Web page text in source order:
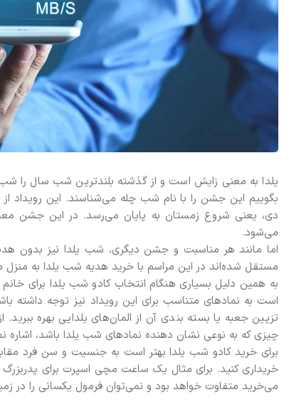
یلدا به معنی زایش است و از گذشته بلندترین شب سال را شب
بگوییم این جشن را با نام شب چله می‌شناسند. این رویداد
دی، یعنی شروع زمستان به پایان می‌رسد. در این جشن
می‌شود.
اما مانند هر مناسبت و جشن دیگری، شب یلدا نیز بدون
مستقل شده‌اند در این مراسم با خرید هدیه شب یلدا به منزل
به همین دلیل بسیاری هنگام انتخاب کادو شب یلدا برای
است به نمادهای متناسب برای این رویداد نیز توجه داشته
تزیین جعبه یا بسته بندی آن از المان‌های یلدایی بهره
چیزی که به نوعی نشان دهنده نمادهای شب یلدا باشد، اشاره
برای خرید کادو شب یلدا بهتر است به جنسیت و سن فرد
خریداری کنید. برای مثال یک ساعت مچی اسپرت برای
می‌خرید متفاوت خواهد بود و نمی‌توان فرمول یکسانی را در